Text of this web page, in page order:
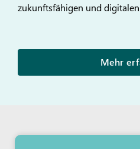
zukunftsfähigen und
Mehr